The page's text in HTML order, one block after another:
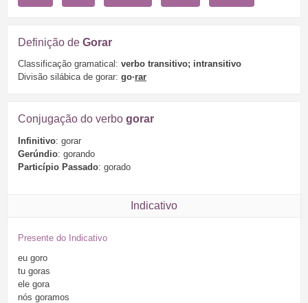
Definição de Gorar
Classificação gramatical: verbo transitivo; intransitivo
Divisão silábica de gorar: go·rar
Conjugação do verbo gorar
Infinitivo: gorar
Gerúndio: gorando
Particípio Passado: gorado
Indicativo
Presente do Indicativo
eu goro
tu goras
ele gora
nós goramos